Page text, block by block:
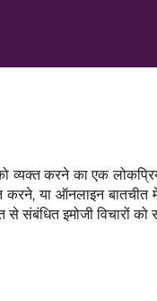
व्यक्त करने का एक
करने, या ऑनलाइन
संबंधित इमोजी विचारों को